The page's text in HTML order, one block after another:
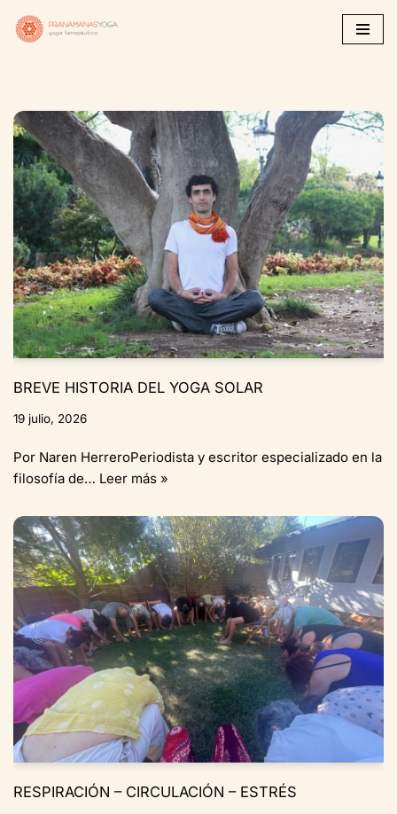
Saltar
BREVE HISTORIA DEL YOGA SOLAR
19 julio, 2026
Por Naren HerreroPeriodista y escritor especializado en la
filosofía de… Leer más »
RESPIRACIÓN – CIRCULACIÓN – ESTRÉS